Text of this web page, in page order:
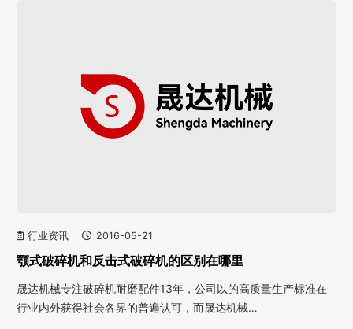
行业资讯 2016-05-21
颚式破碎机和反击式破碎机的区别在哪里
晟达机械专注破碎机耐磨配件13年，公司以的高质量生产标准在
行业内外获得社会各界的普遍认可，而晟达机械…